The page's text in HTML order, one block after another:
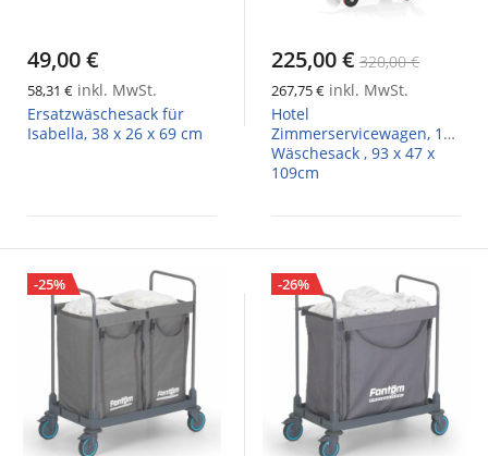
49,00 €
58,31 € inkl. MwSt.
Ersatzwäschesack für
Isabella, 38 x 26 x 69 cm
225,00 € 320,00 €
267,75 € inkl. MwSt.
Hotel
Zimmerservicewagen, 1
Wäschesack , 93 x 47 x
109cm
-25% -26%